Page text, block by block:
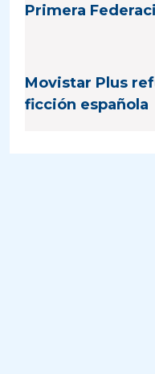
Primera
Movistar Plus
ficción española